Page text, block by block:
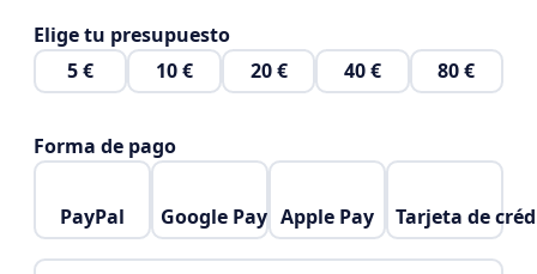
Elige tu presupuesto
5 €
10 € 20 € 40 € 80 €
Forma de pago
PayPal Google Pay Apple Pay Tarjeta de